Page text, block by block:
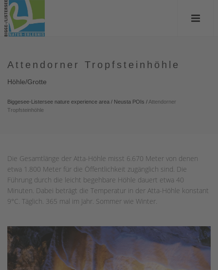
Attendorner Tropfsteinhöhle
Höhle/Grotte
Biggesee-Listersee nature experience area / Neusta POIs / Attendorner
Tropfsteinhöhle
Die Gesamtlänge der Atta-Höhle misst 6.670 Meter von denen
etwa 1.800 Meter für die Öffentlichkeit zugänglich sind. Die
Führung durch die leicht begehbare Höhle dauert etwa 40
Minuten. Dabei beträgt die Temperatur in der Atta-Höhle konstant
9°C. Täglich. 365 mal im Jahr. Sommer wie Winter.